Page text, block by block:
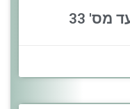
מס' 33